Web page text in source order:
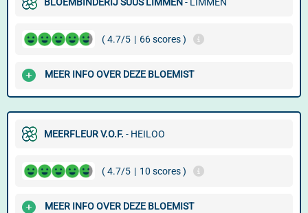
( 4.7/5 | 66 scores )
MEER INFO OVER DEZE BLOEMIST
MEERFLEUR V.O.F. - HEILOO
( 4.7/5 | 10 scores )
MEER INFO OVER DEZE BLOEMIST